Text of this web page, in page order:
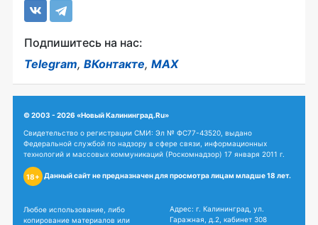
Подпишитесь на нас:
Telegram, ВКонтакте, MAX
© 2003 - 2026 «Новый Калининград.Ru»
Свидетельство о регистрации СМИ: Эл № ФС77-43520, выдано
Федеральной службой по надзору в сфере связи, информационных
технологий и массовых коммуникаций (Роскомнадзор) 17 января 2011 г.
18+ Данный сайт не предназначен для просмотра лицам младше 18 лет.
Любое использование, либо
копирование материалов или
Адрес: г. Калининград, ул.
Гаражная, д.2, кабинет 308